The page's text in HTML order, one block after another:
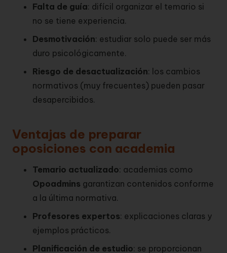
Falta de guía: difícil organizar el temario si
no se tiene experiencia.
Desmotivación: estudiar solo puede ser más
duro psicológicamente.
Riesgo de desactualización: los cambios
normativos (muy frecuentes) pueden pasar
desapercibidos.
Ventajas de preparar
oposiciones con academia
Temario actualizado: academias como
Opoadmins garantizan contenidos conforme
a la última normativa.
Profesores expertos: explicaciones claras y
ejemplos prácticos.
Planificación de estudio: se proporcionan